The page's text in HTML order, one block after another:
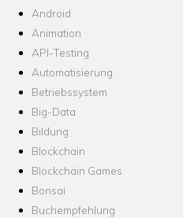
Android
Animation
API-Testing
Automatisierung
Betriebssystem
Big-Data
Bildung
Blockchain
Blockchain Games
Bonsai
Buchempfehlung